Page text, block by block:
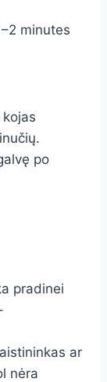
minutes
po
pradinei
ar
nėra